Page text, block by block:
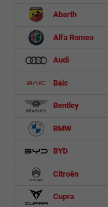
Abarth
Alfa Romeo
Audi
Baic
Bentley
BMW
BYD
Citroën
Cupra